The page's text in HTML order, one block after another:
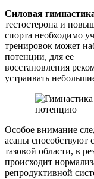
Силовая
тестостерона и
спорта необходимо
тренировок может
потенции, для ее
восстановления
устраивать
Особое внимание
асаны способствуют
тазовой области, в
происходит
репродуктивной